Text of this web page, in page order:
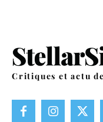
Critiques et actu